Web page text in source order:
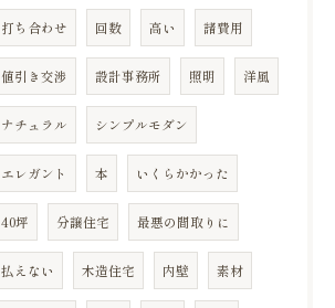
打ち合わせ 回数 高い 諸費用
値引き交渉 設計事務所 照明 洋風
ナチュラル シンプルモダン
エレガント 本 いくらかかった
40坪 分譲住宅 最悪の間取りに
払えない 木造住宅 内壁 素材